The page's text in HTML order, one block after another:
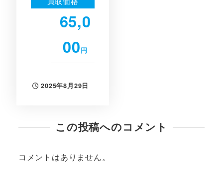
65,0
00円
投稿日
2025年8月29日
この投稿へのコメント
コメントはありません。